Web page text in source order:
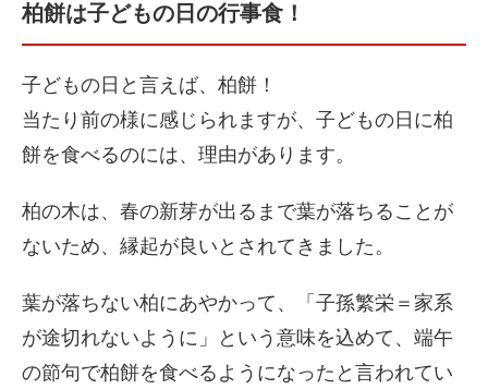
柏餅は子どもの日の行事食！
子どもの日と言えば、柏餅！
当たり前の様に感じられますが、子どもの日に柏
餅を食べるのには、理由があります。
柏の木は、春の新芽が出るまで葉が落ちることが
ないため、縁起が良いとされてきました。
葉が落ちない柏にあやかって、「子孫繁栄＝家系
が途切れないように」という意味を込めて、端午
の節句で柏餅を食べるようになったと言われてい